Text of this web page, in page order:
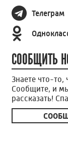
Телеграм
СООБЩИТЬ
Знаете что-то,
Сообщите, и
рассказать!